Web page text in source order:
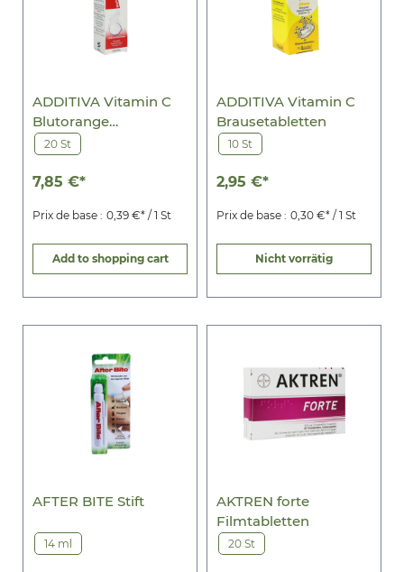
ADDITIVA Vitamin C
Blutorange
Brausetabletten
20 St
7,85 €*
Prix de base : 0,39 €* / 1 St
Add to shopping cart
ADDITIVA Vitamin C
Brausetabletten
10 St
2,95 €*
Prix de base : 0,30 €* / 1 St
Nicht vorrätig
AFTER BITE Stift
14 ml
AKTREN forte
Filmtabletten
20 St